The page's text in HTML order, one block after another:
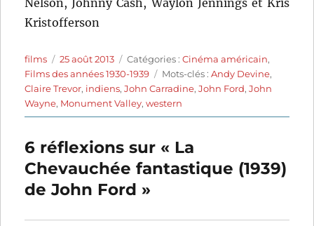
Nelson, Johnny Cash, Waylon Jennings et Kris
Kristofferson
Auteur
films
Publié
le
25 août 2013 Catégories
Catégories :Cinéma américain,
Films des années 1930-1939
Étiquettes
Mots-clés :Andy Devine,
Claire Trevor, indiens,John Carradine,John Ford,John
Wayne, Monument Valley,western
6 réflexions sur « La
Chevauchée fantastique (1939)
de John Ford »